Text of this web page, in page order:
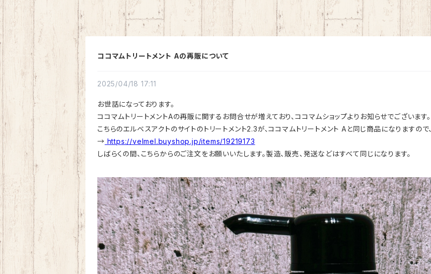
ココマムトリートメント Aの再販について
2025/04/18 17:11
お世話になっております。
ココマムトリートメントAの再販に関するお問合せが増えており、ココマムショップよりお知らせでございます。
こちらのエルベスアクトのサイトのトリートメント2.3が、ココマムトリートメント Aと同じ商品になりますので、
→ https://velmel.buyshop.jp/items/19219173
しばらくの間、こちらからのご注文をお願いいたします。製造、販売、発送などはすべて同じになります。